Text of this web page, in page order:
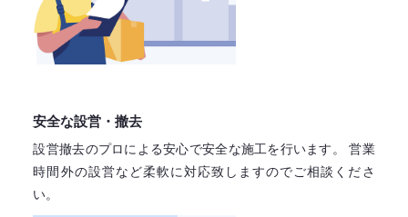
安全な設営・撤去
設営撤去のプロによる安心で安全な施工を行います。
営業
時間外の設営など柔軟に対応致しますのでご相談くださ
い。